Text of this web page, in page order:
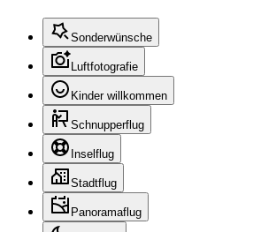
Sonderwünsche
Luftfotografie
Kinder willkommen
Schnupperflug
Inselflug
Stadtflug
Panoramaflug